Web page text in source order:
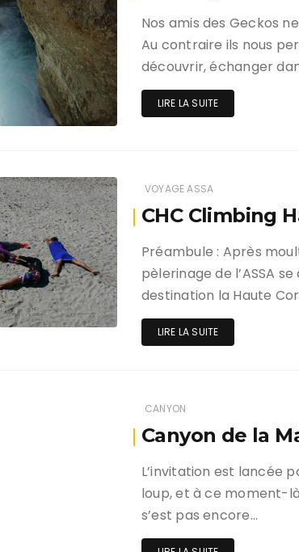
Nos amis des Geckos
Au contraire ils nous
découvrir, échanger
LIRE LA SUITE
VOYAGE ASSA
CHC Climbing
Préambule : Après
pèlerinage de l’ASSA
destination la Haute
LIRE LA SUITE
CANYON
Canyon de la
L’invitation est lancée
loup, et à ce moment-
s’est pas encore…